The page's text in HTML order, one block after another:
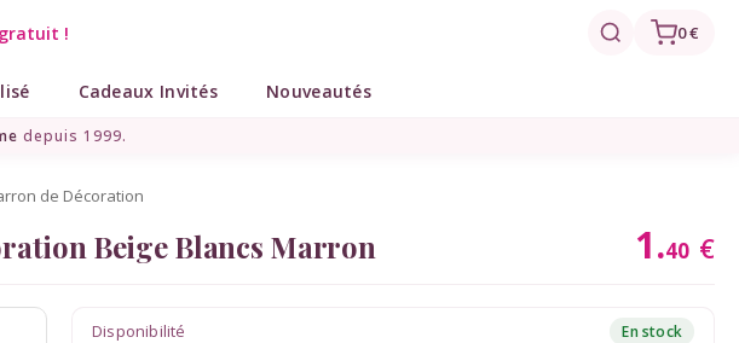
!
gratuit dès 89 € ! 0 €
Cadeaux Invités Nouveautés
depuis 1999.
de Décoration
Beige Blancs Marron 1.40 €
Disponibilité En stock